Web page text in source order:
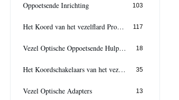
Oppoetsende Inrichting 103
Het Koord van het vezelflard Productiemachine 117
Vezel Optische Oppoetsende Hulpmiddelen 18
Het Koordschakelaars van het vezelflard 35
Vezel Optische Adapters 13